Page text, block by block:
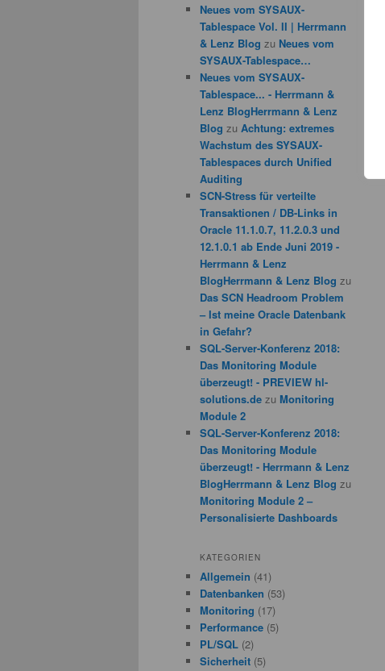
Neues vom SYSAUX-
Tablespace Vol. II | Herrmann
& Lenz Blog zu Neues vom
SYSAUX-Tablespace…
Neues vom SYSAUX-
Tablespace... - Herrmann &
Lenz BlogHerrmann & Lenz
Blog zu Achtung: extremes
Wachstum des SYSAUX-
Tablespaces durch Unified
Auditing
SCN-Stress für verteilte
Transaktionen / DB-Links in
Oracle 11.1.0.7, 11.2.0.3 und
12.1.0.1 ab Ende Juni 2019 -
Herrmann & Lenz
BlogHerrmann & Lenz Blog zu
Das SCN Headroom Problem
– Ist meine Oracle Datenbank
in Gefahr?
SQL-Server-Konferenz 2018:
Das Monitoring Module
überzeugt! - PREVIEW hl-
solutions.de zu Monitoring
Module 2
SQL-Server-Konferenz 2018:
Das Monitoring Module
überzeugt! - Herrmann & Lenz
BlogHerrmann & Lenz Blog zu
Monitoring Module 2 –
Personalisierte Dashboards
KATEGORIEN
Allgemein (41)
Datenbanken (53)
Monitoring (17)
Performance (5)
PL/SQL (2)
Sicherheit (5)